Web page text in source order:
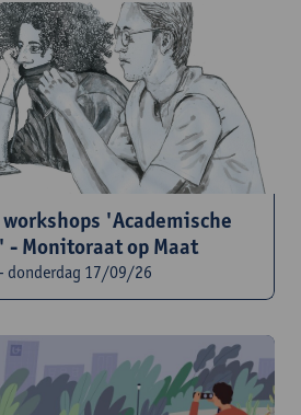
'Academische
Monitoraat op Maat
donderdag 17/09/26